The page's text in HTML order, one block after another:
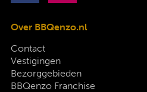
Over BBQenzo.nl
Contact
Vestigingen
Bezorggebieden
BBQenzo Franchise